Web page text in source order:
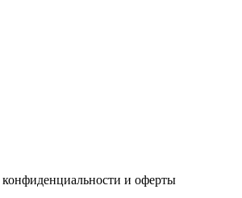
и оферты